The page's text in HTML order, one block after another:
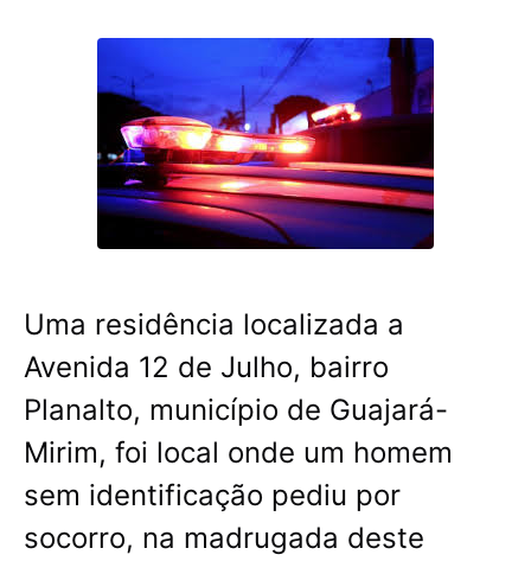
Uma residência localizada a
Avenida 12 de Julho, bairro
Planalto, município de Guajará-
Mirim, foi local onde um homem
sem identificação pediu por
socorro, na madrugada deste